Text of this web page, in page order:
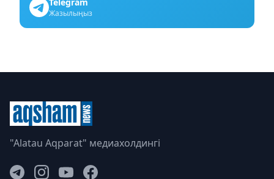
Жазылыңыз
"Alatau Aqparat" медиахолдингі